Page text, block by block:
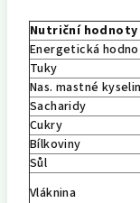
Nutriční hodnoty
Energetická
Tuky
Nas. mastné
Sacharidy
Cukry
Bílkoviny
Sůl
Vláknina